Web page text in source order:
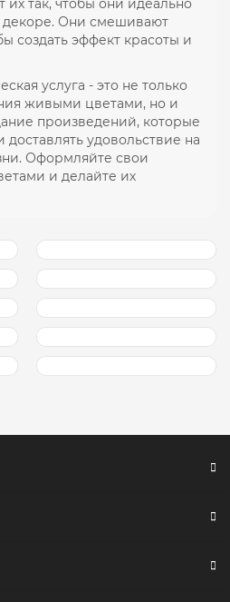
их так, чтобы они идеально
Они смешивают
создать эффект красоты и
услуга - это не только
живыми цветами, но и
произведений, которые
доставлять удовольствие на
Оформляйте свои
и делайте их